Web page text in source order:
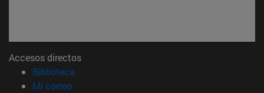
Accesos directos
Biblioteca
Mi correo(abre en nueva ventana)